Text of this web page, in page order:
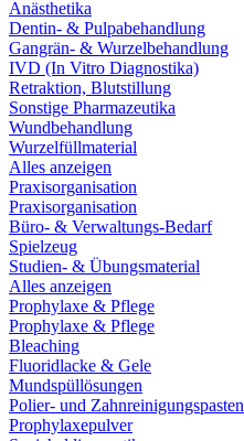
Anästhetika
Dentin- & Pulpabehandlung
Gangrän- & Wurzelbehandlung
IVD (In Vitro Diagnostika)
Retraktion, Blutstillung
Sonstige Pharmazeutika
Wundbehandlung
Wurzelfüllmaterial
Alles anzeigen
Praxisorganisation
Praxisorganisation
Büro- & Verwaltungs-Bedarf
Spielzeug
Studien- & Übungsmaterial
Alles anzeigen
Prophylaxe & Pflege
Prophylaxe & Pflege
Bleaching
Fluoridlacke & Gele
Mundspüllösungen
Polier- und Zahnreinigungspasten
Prophylaxepulver